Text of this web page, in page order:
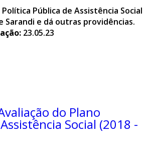
Pública de Assistência Social
Sarandi e dá outras providências.
23.05.23
do Plano
Social (2018 -